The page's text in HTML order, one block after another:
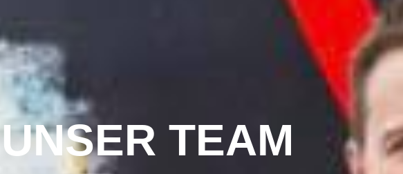
UNSER TEAM